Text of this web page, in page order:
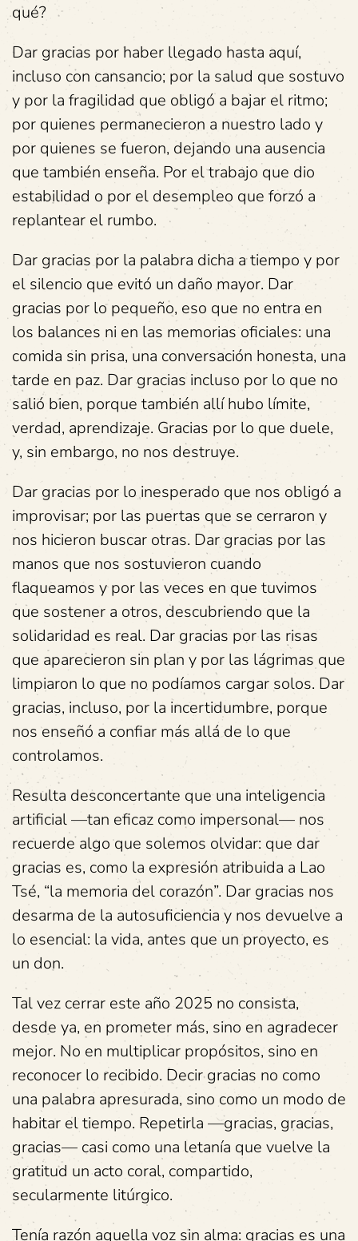
qué?
Dar gracias por haber llegado hasta aquí,
incluso con cansancio; por la salud que sostuvo
y por la fragilidad que obligó a bajar el ritmo;
por quienes permanecieron a nuestro lado y
por quienes se fueron, dejando una ausencia
que también enseña. Por el trabajo que dio
estabilidad o por el desempleo que forzó a
replantear el rumbo.
Dar gracias por la palabra dicha a tiempo y por
el silencio que evitó un daño mayor. Dar
gracias por lo pequeño, eso que no entra en
los balances ni en las memorias oficiales: una
comida sin prisa, una conversación honesta, una
tarde en paz. Dar gracias incluso por lo que no
salió bien, porque también allí hubo límite,
verdad, aprendizaje. Gracias por lo que duele,
y, sin embargo, no nos destruye.
Dar gracias por lo inesperado que nos obligó a
improvisar; por las puertas que se cerraron y
nos hicieron buscar otras. Dar gracias por las
manos que nos sostuvieron cuando
flaqueamos y por las veces en que tuvimos
que sostener a otros, descubriendo que la
solidaridad es real. Dar gracias por las risas
que aparecieron sin plan y por las lágrimas que
limpiaron lo que no podíamos cargar solos. Dar
gracias, incluso, por la incertidumbre, porque
nos enseñó a confiar más allá de lo que
controlamos.
Resulta desconcertante que una inteligencia
artificial —tan eficaz como impersonal— nos
recuerde algo que solemos olvidar: que dar
gracias es, como la expresión atribuida a Lao
Tsé, “la memoria del corazón”. Dar gracias nos
desarma de la autosuficiencia y nos devuelve a
lo esencial: la vida, antes que un proyecto, es
un don.
Tal vez cerrar este año 2025 no consista,
desde ya, en prometer más, sino en agradecer
mejor. No en multiplicar propósitos, sino en
reconocer lo recibido. Decir gracias no como
una palabra apresurada, sino como un modo de
habitar el tiempo. Repetirla —gracias, gracias,
gracias— casi como una letanía que vuelve la
gratitud un acto coral, compartido,
secularmente litúrgico.
Tenía razón aquella voz sin alma: gracias es una